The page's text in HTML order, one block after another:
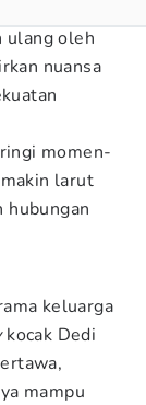
ulang oleh
nuansa
momen-
larut
hubungan
keluarga
kocak Dedi
mampu